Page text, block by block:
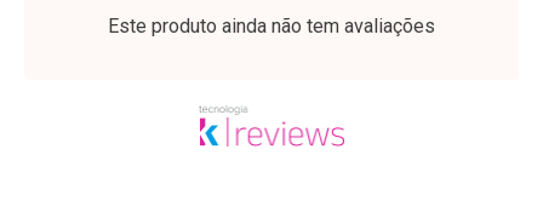
Laboratório
Por Menos Laboratório
Por Menos
Este produto ainda não tem avaliações